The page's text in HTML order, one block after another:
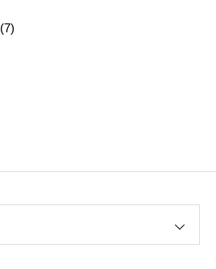
(7)